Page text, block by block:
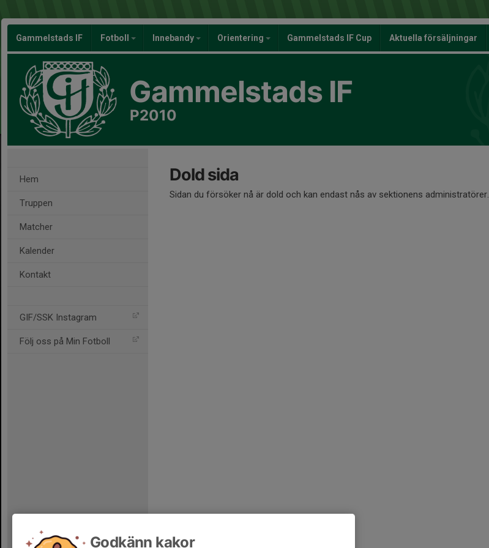
Gammelstads IF Fotboll Innebandy Orientering Gammelstads IF Cup Aktuella försäljningar
Gammelstads IF
P2010
Hem
Truppen
Matcher
Kalender
Kontakt
GIF/SSK Instagram
Följ oss på Min Fotboll
Dold sida
Sidan du försöker nå är dold och kan endast nås av sektionens administratörer.
Godkänn kakor